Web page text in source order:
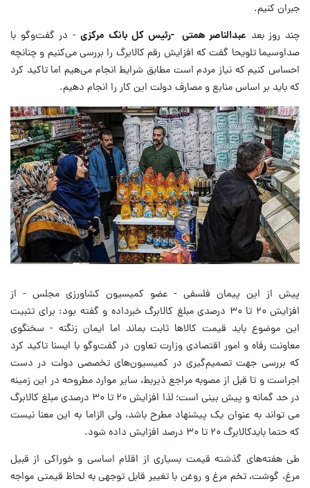
جبران کنیم.
چند روز بعد عبدالناصر همتی -رئیس کل بانک مرکزی- در گفت‌وگو با
صداوسیما تلویحا گفت که افزایش رقم کالابرگ را بررسی می‌کنیم و چنانچه
احساس کنیم که نیاز مردم است مطابق شرایط انجام می‌هیم اما تاکید کرد
که باید بر اساس منابع و مصارف دولت این کار را انجام دهیم.
پیش از این پیمان فلسفی - عضو کمیسیون کشاورزی مجلس - از
افزایش ۲۰ تا ۳۰ درصدی مبلغ کالابرگ خبرداده و گفته بود: برای تثبیت
این موضوع باید قیمت کالاها ثابت بماند اما ایمان زنگنه - سخنگوی
معاونت رفاه و امور اقتصادی وزارت تعاون در گفت‌وگو با ایسنا تاکید کرد
که بررسی جهت تصمیم‌گیری در کمیسیون‌های تخصصی دولت در دست
اجراست و تا قبل از مصوبه مراجع ذیربط، سایر موارد مطروحه در این زمینه
در حد گمانه و پیش بینی است؛ لذا افزایش ۲۰ تا ۳۰ درصدی مبلغ کالابرگ
می تواند به عنوان یک پیشنهاد مطرح باشد، ولی الزاما به این معنا نیست
که حتما بایدکالابرگ ۲۰ تا ۳۰ درصد افزایش داده شود.
طی هفته‌های گذشته قیمت بسیاری از اقلام اساسی و خوراکی از قبیل
مرغ، گوشت، تخم مرغ و روغن با تغییر قابل توجهی به لحاظ قیمتی مواجه